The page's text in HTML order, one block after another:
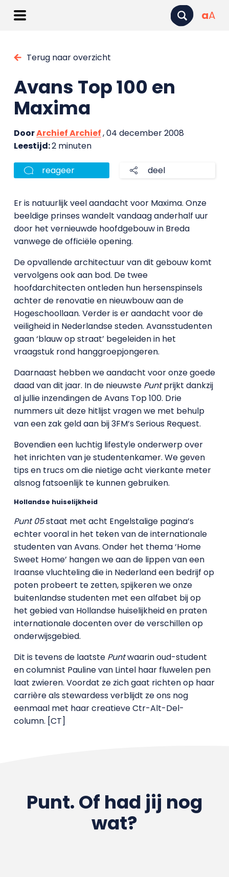
aA
Terug naar overzicht
Avans Top 100 en
Maxima
DoorArchief Archief, 04 december 2008
Leestijd:2 minuten
reageer deel
Er is natuurlijk veel aandacht voor Maxima. Onze
beeldige prinses wandelt vandaag anderhalf uur
door het vernieuwde hoofdgebouw in Breda
vanwege de officiële opening.
De opvallende architectuur van dit gebouw komt
vervolgens ook aan bod. De twee
hoofdarchitecten ontleden hun hersenspinsels
achter de renovatie en nieuwbouw aan de
Hogeschoollaan. Verder is er aandacht voor de
veiligheid in Nederlandse steden. Avansstudenten
gaan ‘blauw op straat’ begeleiden in het
vraagstuk rond hanggroepjongeren.
Daarnaast hebben we aandacht voor onze goede
daad van dit jaar. In de nieuwste Puntprijkt dankzij
al jullie inzendingen de Avans Top 100. Drie
nummers uit deze hitlijst vragen we met behulp
van een zak geld aan bij 3FM’s Serious Request.
Bovendien een luchtig lifestyle onderwerp over
het inrichten van je studentenkamer. We geven
tips en trucs om die nietige acht vierkante meter
alsnog fatsoenlijk te kunnen gebruiken.
Hollandse huiselijkheid
Punt 05staat met acht Engelstalige pagina’s
echter vooral in het teken van de internationale
studenten van Avans. Onder het thema ‘Home
Sweet Home’ hangen we aan de lippen van een
Iraanse vluchteling die in Nederland een bedrijf op
poten probeert te zetten, spijkeren we onze
buitenlandse studenten met een alfabet bij op
het gebied van Hollandse huiselijkheid en praten
internationale docenten over de verschillen op
onderwijsgebied.
Dit is tevens de laatste Puntwaarin oud-student
en columnist Pauline van Lintel haar fluwelen pen
laat zwieren. Voordat ze zich gaat richten op haar
carrière als stewardess verblijdt ze ons nog
eenmaal met haar creatieve Ctr-Alt-Del-
column. [CT]
Punt. Of had jij nog
wat?